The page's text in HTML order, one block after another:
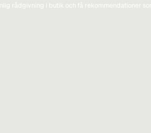
rådgivning i butik och få rekommendationer